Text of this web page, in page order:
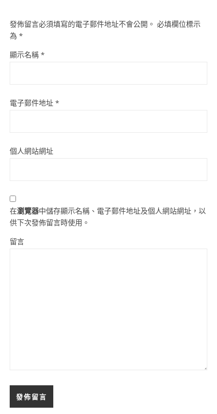
發佈留言必須填寫的電子郵件地址不會公開。 必填欄位標示
為 *
顯示名稱 *
電子郵件地址 *
個人網站網址
在瀏覽器中儲存顯示名稱、電子郵件地址及個人網站網址，以
供下次發佈留言時使用。
留言